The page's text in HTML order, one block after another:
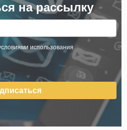
на рассылку
использования